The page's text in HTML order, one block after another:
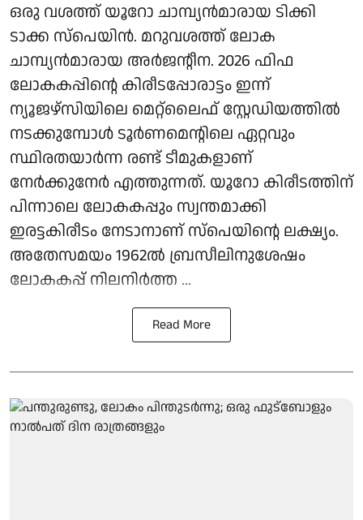
ഒരു വശത്ത് യൂറോ ചാമ്പ്യൻമാരായ ടിക്കി
ടാക്ക സ്പെയിൻ. മറുവശത്ത് ലോക
ചാമ്പ്യൻമാരായ അർജന്റീന. 2026 ഫിഫ
ലോകകപ്പിന്റെ കിരീടപ്പോരാട്ടം ഇന്ന്
ന്യൂജഴ്‌സിയിലെ മെറ്റ്‌ലൈഫ് സ്റ്റേഡിയത്തിൽ
നടക്കുമ്പോൾ ടൂർണമെന്റിലെ ഏറ്റവും
സ്ഥിരതയാർന്ന രണ്ട് ടീമുകളാണ്
നേർക്കുനേർ എത്തുന്നത്. യൂറോ കിരീടത്തിന്
പിന്നാലെ ലോകകപ്പും സ്വന്തമാക്കി
ഇരട്ടകിരീടം നേടാനാണ് സ്പെയിന്റെ ലക്ഷ്യം.
അതേസമയം 1962ൽ ബ്രസീലിനുശേഷം
ലോകകപ്പ് നിലനിർത്ത ...
Read More